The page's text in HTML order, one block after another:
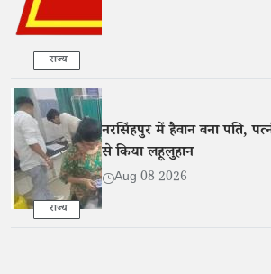
राज्य
राज्य
नरसिंहपुर में हैवान बना पति,
से किया लहूलुहान
Aug 08 2026